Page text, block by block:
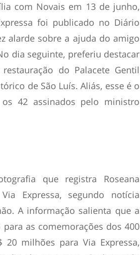
com Novais em 13 de junho,
foi publicado no Diário
alarde sobre a ajuda do amigo
dia seguinte, preferiu destacar
do Palacete Gentil
de São Luís. Aliás, esse é o
42 assinados pelo ministro
que registra Roseana
Expressa, segundo notícia
A informação salienta que a
as comemorações dos 400
milhões para Via Expressa,